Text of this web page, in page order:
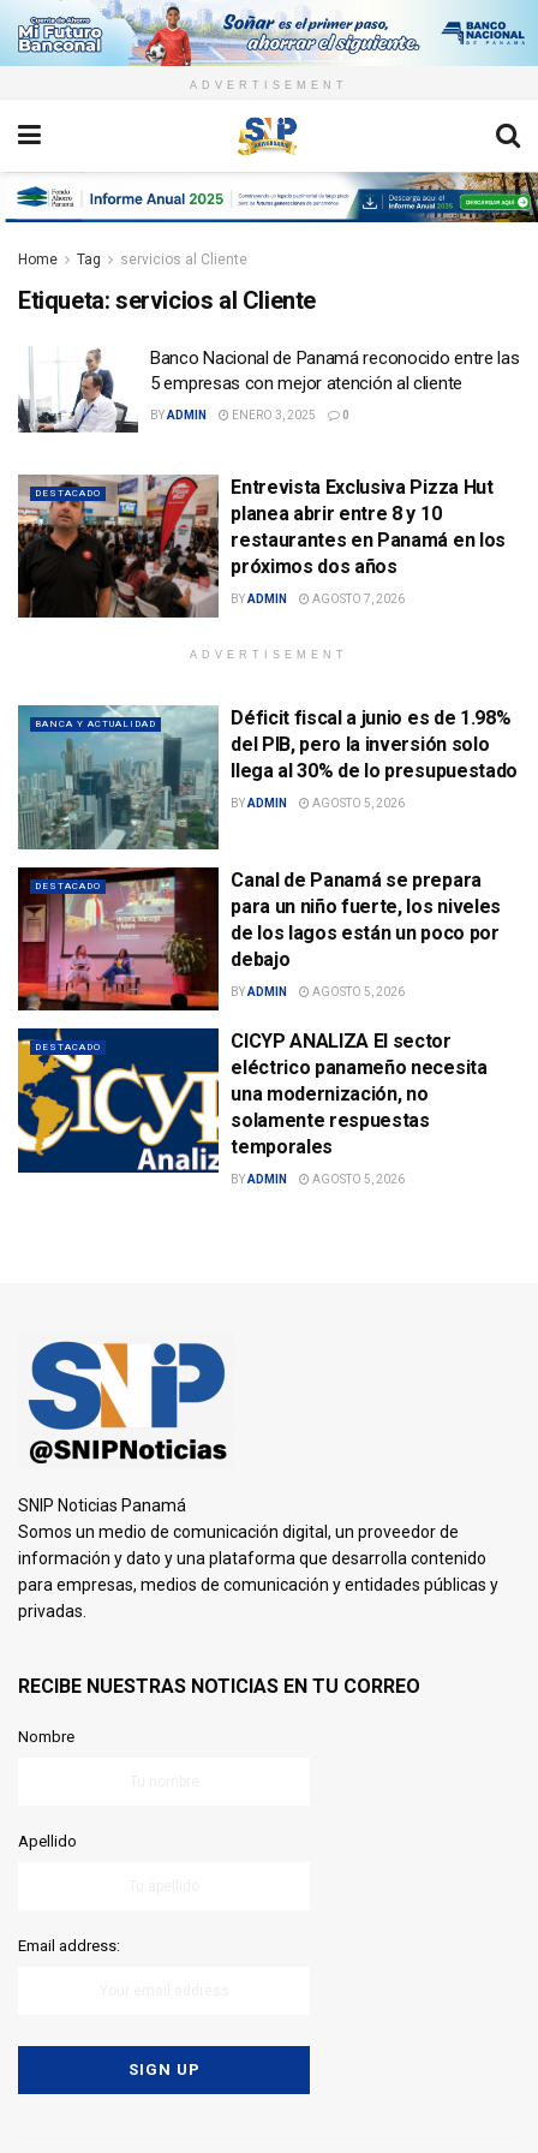
ADVERTISEMENT
Home Tag servicios al Cliente
Etiqueta: servicios al Cliente
Banco Nacional de Panamá reconocido entre las
5 empresas con mejor atención al cliente
BYADMIN ENERO 3, 2025 0
DESTACADO
Entrevista Exclusiva Pizza Hut
planea abrir entre 8 y 10
restaurantes en Panamá en los
próximos dos años
BYADMIN AGOSTO 7, 2026
ADVERTISEMENT
BANCA Y ACTUALIDAD
Déficit fiscal a junio es de 1.98%
del PIB, pero la inversión solo
llega al 30% de lo presupuestado
BYADMIN AGOSTO 5, 2026
DESTACADO
Canal de Panamá se prepara
para un niño fuerte, los niveles
de los lagos están un poco por
debajo
BYADMIN AGOSTO 5, 2026
DESTACADO
CICYP ANALIZA El sector
eléctrico panameño necesita
una modernización, no
solamente respuestas
temporales
BYADMIN AGOSTO 5, 2026
SNIP Noticias Panamá
Somos un medio de comunicación digital, un proveedor de
información y dato y una plataforma que desarrolla contenido
para empresas, medios de comunicación y entidades públicas y
privadas.
RECIBE NUESTRAS NOTICIAS EN TU CORREO
Nombre
Apellido
Email address: